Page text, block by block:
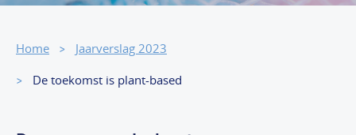
Home
Jaarverslag 2023
De toekomst is plant-based